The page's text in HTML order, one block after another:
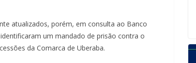
atualizados, porém, em consulta ao Banco
um mandado de prisão contra o
da Comarca de Uberaba.